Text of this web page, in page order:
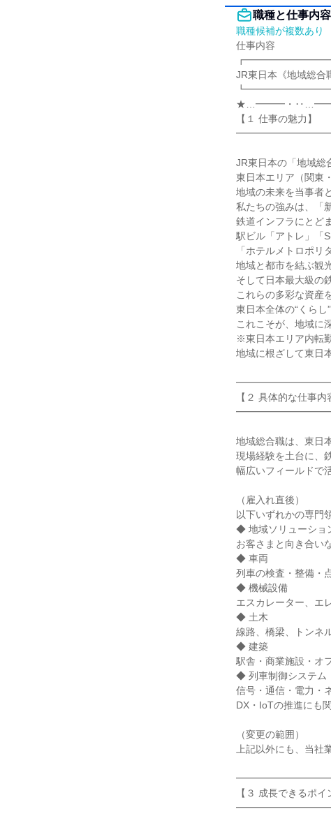
職種と仕事内容
職種候補が複数あり
仕事内容
JR東日本《地域総合
★…━━━・
【１ 仕事の魅力】
JR東日本の「地域総
東日本エリア（関東
地域の未来を当事者
私たちの強みは、「
鉄道インフラにとど
駅ビル「アトレ」「
「ホテルメトロポリ
地域と都市を結ぶ観
そして日本最大級の
これらの多彩な資産
東日本全体の“くらし
これこそが、地域に
※東日本エリア内転
地域に根ざして東日
【２ 具体的な仕事内
地域総合職は、東日
現場経験を土台に、
幅広いフィールドで
（雇入れ直後）
以下いずれかの専門
◆ 地域ソリューショ
お客さまと向き合い
◆ 車両
列車の検査・整備・
◆ 機械設備
エスカレーター、エ
◆ 土木
線路、橋梁、トンネ
◆ 建築
駅舎・商業施設・オ
◆ 列車制御システム
信号・通信・電力・
DX・IoTの推進にも
（変更の範囲）
上記以外にも、当社
【３ 成長できるポイ